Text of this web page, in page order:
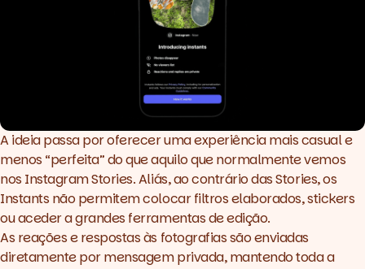
A ideia passa por oferecer uma experiência mais casual e
menos “perfeita” do que aquilo que normalmente vemos
nos Instagram Stories. Aliás, ao contrário das Stories, os
Instants não permitem colocar filtros elaborados, stickers
ou aceder a grandes ferramentas de edição.
As reações e respostas às fotografias são enviadas
diretamente por mensagem privada, mantendo toda a